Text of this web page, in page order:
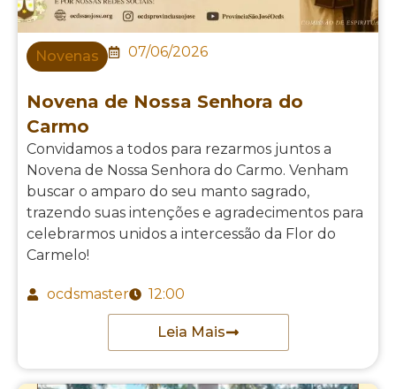
Novenas 07/06/2026
Novena de Nossa Senhora do
Carmo
Convidamos a todos para rezarmos juntos a
Novena de Nossa Senhora do Carmo. Venham
buscar o amparo do seu manto sagrado,
trazendo suas intenções e agradecimentos para
celebrarmos unidos a intercessão da Flor do
Carmelo!
ocdsmaster 12:00
Leia Mais